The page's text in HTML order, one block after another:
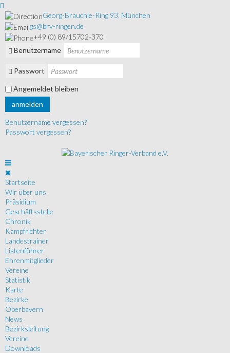
Georg-Brauchle-Ring 93, München
gs@brv-ringen.de
+49 (0) 89/15702-370
Benutzername
Passwort
Angemeldet bleiben
anmelden
Benutzername vergessen?
Passwort vergessen?
Startseite
Wir über uns
Präsidium
Geschäftsstelle
Chronik
Kampfrichter
Landestrainer
Listenführer
Ehrenmitglieder
Vereine
Statistik
Karte
Bezirke
Oberbayern
News
Bezirksleitung
Vereine
Downloads